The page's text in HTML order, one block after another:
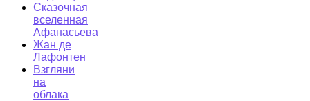
Сказочная
вселенная
Афанасьева
Жан де
Лафонтен
Взгляни
на
облака